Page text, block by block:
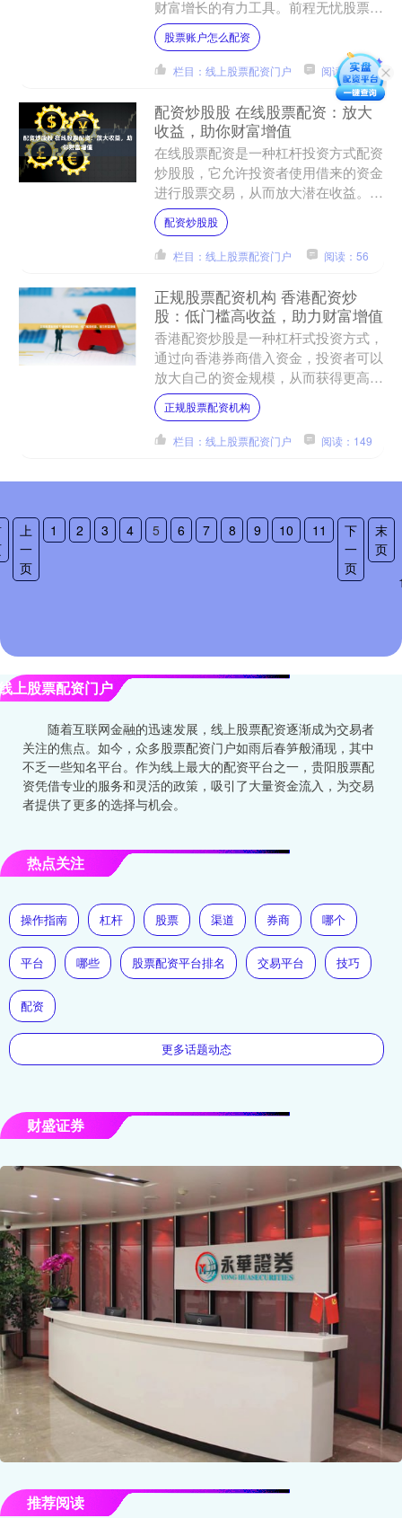
财富增长的有力工具。前程无忧股票配
资平台股票账户怎么配资，凭借其专业
团队和先进技术，为投资者....
股票账户怎么配资
栏目：线上股票配资门户 阅读：182
配资炒股股 在线股票配资：放大
收益，助你财富增值
在线股票配资是一种杠杆投资方式配资
炒股股，它允许投资者使用借来的资金
进行股票交易，从而放大潜在收益。通
过配资，投资者可以以较小的本金撬动
更大的资金，从而增加获利....
配资炒股股
栏目：线上股票配资门户 阅读：56
正规股票配资机构 香港配资炒
股：低门槛高收益，助力财富增值
香港配资炒股是一种杠杆式投资方式，
通过向香港券商借入资金，投资者可以
放大自己的资金规模，从而获得更高的
收益。相较于传统炒股，香港配资炒股
具有以下优势： 配资资金....
正规股票配资机构
栏目：线上股票配资门户 阅读：149
上
一
页
1 2 3 4 5 6 7 8 9 10 11
下
一
页
末
页
上股票配资门户
随着互联网金融的迅速发展，线上股票配资逐渐成为交易者
关注的焦点。如今，众多股票配资门户如雨后春笋般涌现，其中
不乏一些知名平台。作为线上最大的配资平台之一，贵阳股票配
资凭借专业的服务和灵活的政策，吸引了大量资金流入，为交易
者提供了更多的选择与机会。
热点关注
操作指南 杠杆 股票 渠道 券商 哪个
平台 哪些 股票配资平台排名 交易平台 技巧
配资
更多话题动态
财盛证券
推荐阅读